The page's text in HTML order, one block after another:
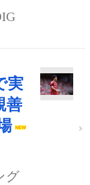
実
善
グ